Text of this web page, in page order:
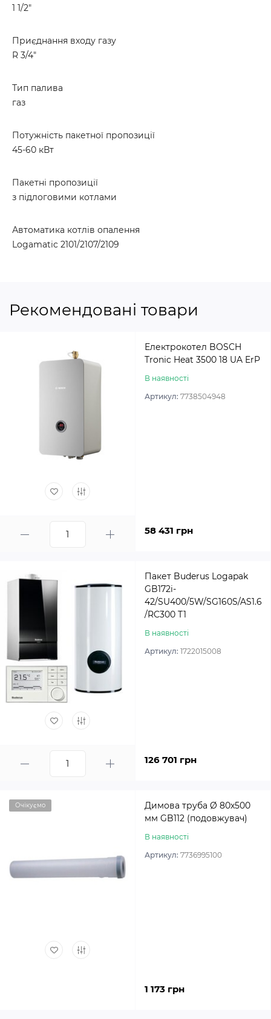
1 1/2"
Приєднання входу газу
R 3/4"
Тип палива
газ
Потужність пакетної пропозиції
45-60 кВт
Пакетні пропозиції
з підлоговими котлами
Автоматика котлів опалення
Logamatic 2101/2107/2109
Рекомендовані товари
Електрокотел BOSCH
Tronic Heat 3500 18 UA ErP
В наявності
Артикул: 7738504948
58 431 грн
Пакет Buderus Logapak
GB172i-
42/SU400/5W/SG160S/AS1.6
/RC300 T1
В наявності
Артикул: 1722015008
126 701 грн
Очікуємо
Димова труба Ø 80х500
мм GB112 (подовжувач)
В наявності
Артикул: 7736995100
1 173 грн